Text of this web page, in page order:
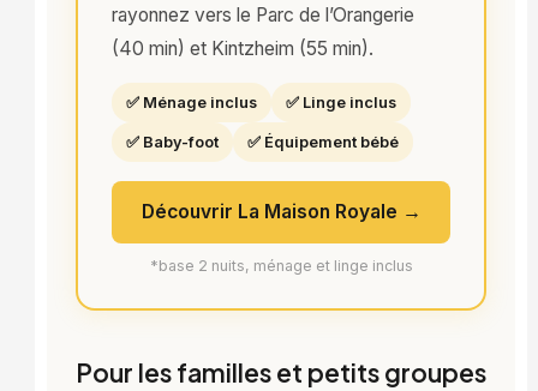
rayonnez vers le Parc de l’Orangerie
(40 min) et Kintzheim (55 min).
✅ Ménage inclus ✅ Linge inclus
✅ Baby-foot ✅ Équipement bébé
Découvrir La Maison Royale →
*base 2 nuits, ménage et linge inclus
Pour les familles et petits groupes